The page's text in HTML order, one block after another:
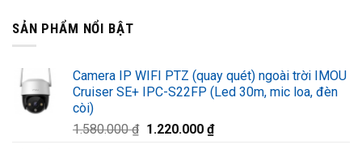
SẢN PHẨM NỔI BẬT
Camera IP WIFI PTZ (quay quét) ngoài trời IMOU
Cruiser SE+ IPC-S22FP (Led 30m, mic loa, đèn
còi)
1.580.000₫ Giá
1.220.000 ₫Giá